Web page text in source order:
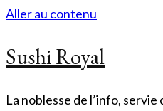
Aller au contenu
Sushi Royal
La noblesse de l’info,